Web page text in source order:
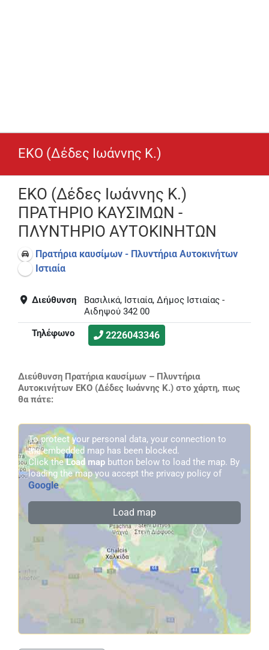
EKO (Δέδες Ιωάννης Κ.)
EKO (Δέδες Ιωάννης Κ.)
ΠΡΑΤΗΡΙΟ ΚΑΥΣΙΜΩΝ -
ΠΛΥΝΤΗΡΙΟ ΑΥΤΟΚΙΝΗΤΩΝ
Πρατήρια καυσίμων - Πλυντήρια Αυτοκινήτων
Ιστιαία
Διεύθυνση
Βασιλικά, Ιστιαία, Δήμος Ιστιαίας -
Αιδηψού 342 00
Τηλέφωνο
2226043346
Διεύθυνση Πρατήρια καυσίμων – Πλυντήρια
Αυτοκινήτων EKO (Δέδες Ιωάννης Κ.) στο χάρτη, πως
θα πάτε:
To protect your personal data, your connection to
the embedded map has been blocked.
Click theLoad map button below to load the map. By
loading the map you accept the privacy policy of
Google.
Load map